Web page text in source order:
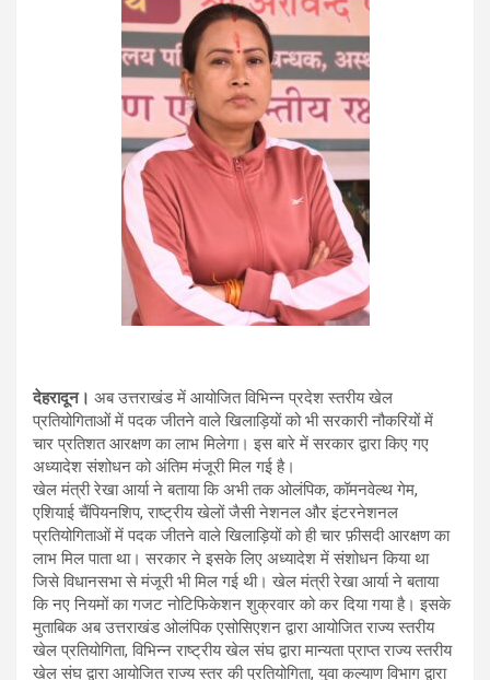
देहरादून। अब उत्तराखंड में आयोजित विभिन्न प्रदेश स्तरीय खेल
प्रतियोगिताओं में पदक जीतने वाले खिलाड़ियों को भी सरकारी नौकरियों में
चार प्रतिशत आरक्षण का लाभ मिलेगा। इस बारे में सरकार द्वारा किए गए
अध्यादेश संशोधन को अंतिम मंजूरी मिल गई है।
खेल मंत्री रेखा आर्या ने बताया कि अभी तक ओलंपिक, कॉमनवेल्थ गेम,
एशियाई चैंपियनशिप, राष्ट्रीय खेलों जैसी नेशनल और इंटरनेशनल
प्रतियोगिताओं में पदक जीतने वाले खिलाड़ियों को ही चार फ़ीसदी आरक्षण का
लाभ मिल पाता था। सरकार ने इसके लिए अध्यादेश में संशोधन किया था
जिसे विधानसभा से मंजूरी भी मिल गई थी। खेल मंत्री रेखा आर्या ने बताया
कि नए नियमों का गजट नोटिफिकेशन शुक्रवार को कर दिया गया है। इसके
मुताबिक अब उत्तराखंड ओलंपिक एसोसिएशन द्वारा आयोजित राज्य स्तरीय
खेल प्रतियोगिता, विभिन्न राष्ट्रीय खेल संघ द्वारा मान्यता प्राप्त राज्य स्तरीय
खेल संघ द्वारा आयोजित राज्य स्तर की प्रतियोगिता, युवा कल्याण विभाग द्वारा